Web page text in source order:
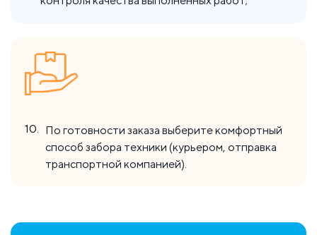
10. По готовности заказа выберите комфортный
способ забора техники (курьером, отправка
транспортной компанией).